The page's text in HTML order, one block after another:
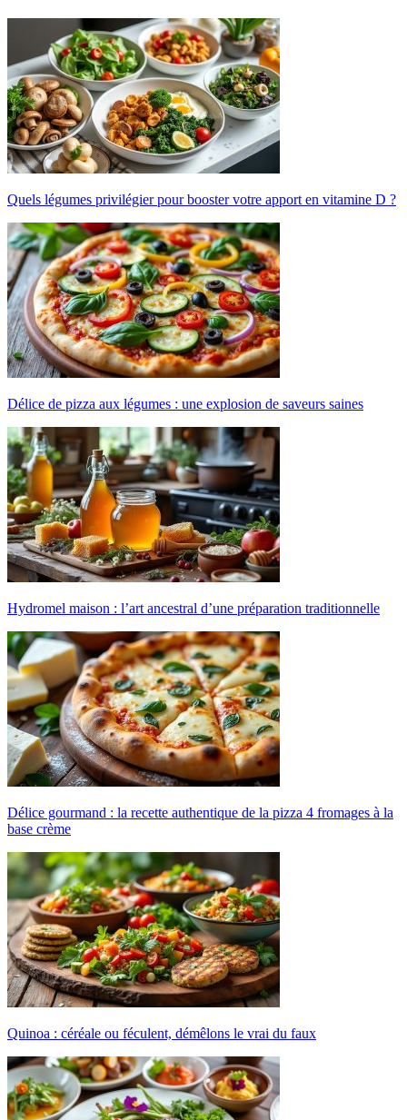
Quels légumes privilégier pour booster votre apport en vitamine D ?
Délice de pizza aux légumes : une explosion de saveurs saines
Hydromel maison : l’art ancestral d’une préparation traditionnelle
Délice gourmand : la recette authentique de la pizza 4 fromages à la
base crème
Quinoa : céréale ou féculent, démêlons le vrai du faux